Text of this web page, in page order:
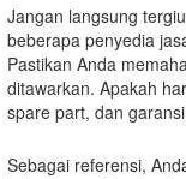
Jangan langsung
beberapa penyedia
Pastikan Anda
ditawarkan. Apakah
spare part, dan
Sebagai referensi,